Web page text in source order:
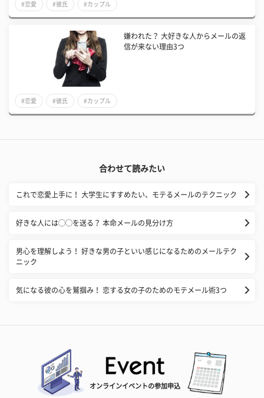
#恋愛 #彼氏 #カップル
嫌われた？ 大好きな人からメールの返
信が来ない理由3つ
#恋愛 #彼氏 #カップル
合わせて読みたい
これで恋愛上手に！ 大学生にすすめたい、モテるメールのテクニック
好きな人には◯◯を送る？ 本命メールの見分け方
男心を理解しよう！ 好きな男の子といい感じになるためのメールテク
ニック
気になる彼の心を鷲掴み！ 恋する女の子のためのモテメール術3つ
オンラインイベントの参加申込